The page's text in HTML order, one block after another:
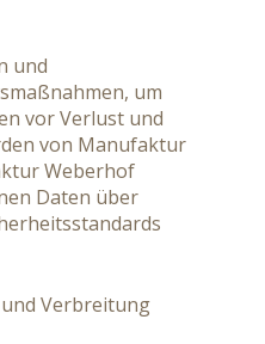
und
um
vor Verlust und
von Manufaktur
Weberhof
Daten über
Verbreitung